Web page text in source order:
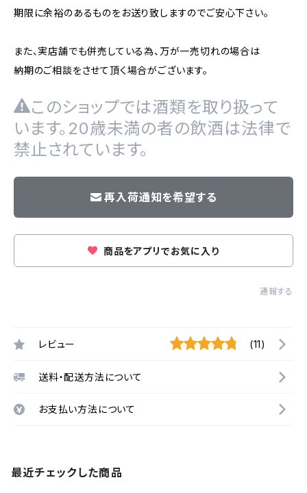
期限に余裕のあるものをお送り致しますのでご安心下さい。
また、実店舗でも併売している為、万が一売切れの場合は
納期のご相談をさせて頂く場合がございます。
このショップでは酒類を取り扱って
います。20歳未満の者の飲酒は法律で
禁止されています。
再入荷通知を希望する
商品をアプリでお気に入り
通報する
レビュー (11)
送料・配送方法について
お支払い方法について
最近チェックした商品